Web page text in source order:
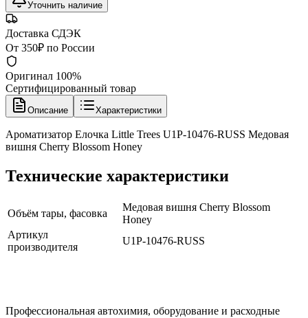
Уточнить наличие
Доставка СДЭК
От 350₽ по России
Оригинал 100%
Сертифицированный товар
Описание Характеристики
Ароматизатор Елочка Little Trees U1P-10476-RUSS Медовая
вишня Cherry Blossom Honey
Технические характеристики
Объём тары, фасовка
Медовая вишня Cherry Blossom
Honey
Артикул
производителя
U1P-10476-RUSS
Профессиональная автохимия, оборудование и расходные